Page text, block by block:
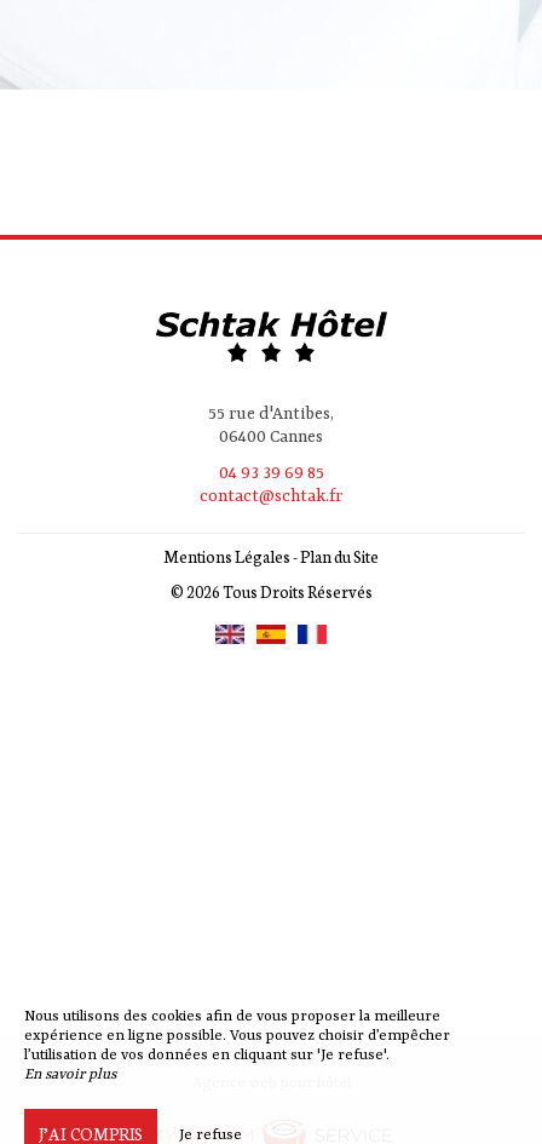
55 rue d'Antibes,
06400 Cannes
04 93 39 69 85
contact@schtak.fr
Mentions Légales-Plan du Site
© 2026 Tous Droits Réservés
Nous utilisons des cookies afin de vous proposer la meilleure
expérience en ligne possible. Vous pouvez choisir d’empêcher
l’utilisation de vos données en cliquant sur 'Je refuse'.
En savoir plus
J’AI COMPRIS Je refuse